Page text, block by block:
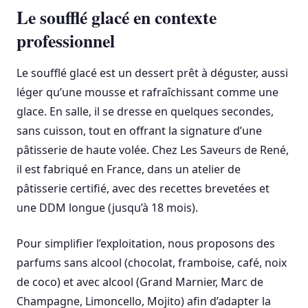
Le soufflé glacé en contexte
professionnel
Le soufflé glacé est un dessert prêt à déguster, aussi
léger qu’une mousse et rafraîchissant comme une
glace. En salle, il se dresse en quelques secondes,
sans cuisson, tout en offrant la signature d’une
pâtisserie de haute volée. Chez Les Saveurs de René,
il est fabriqué en France, dans un atelier de
pâtisserie certifié, avec des recettes brevetées et
une DDM longue (jusqu’à 18 mois).
Pour simplifier l’exploitation, nous proposons des
parfums sans alcool (chocolat, framboise, café, noix
de coco) et avec alcool (Grand Marnier, Marc de
Champagne, Limoncello, Mojito) afin d’adapter la